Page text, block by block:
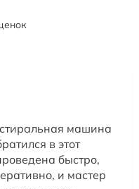
машина
в этот
быстро,
и мастер